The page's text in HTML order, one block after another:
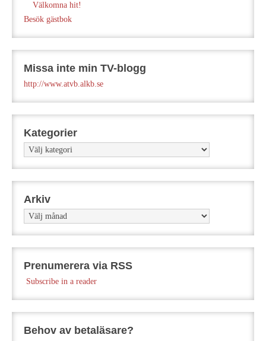
Välkomna hit!
Besök gästbok
Missa inte min TV-blogg
http://www.atvb.alkb.se
Kategorier
Kategorier
Arkiv
Arkiv
Prenumerera via RSS
Subscribe in a reader
Behov av betaläsare?